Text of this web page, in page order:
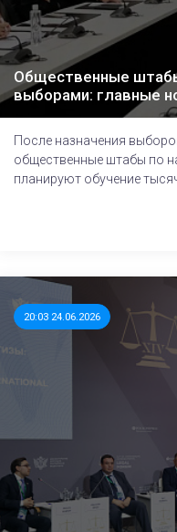
Общественные
выборами: главные
После назначения
общественные штабы по
планируют обучение
20:03 24.06.2026